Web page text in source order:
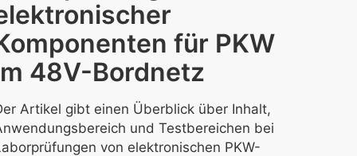
für PKW
48V-Bordnetz
Artikel gibt einen Überblick über Inhalt,
und Testbereichen bei
von elektronischen PKW-